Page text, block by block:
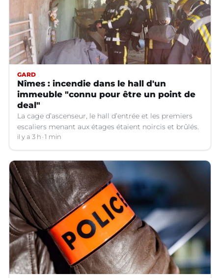
GARD
Nîmes : incendie dans le hall d'un
immeuble "connu pour être un point de
deal"
La cage d’ascenseur, le hall d’entrée et les premiers
escaliers menant aux étages étaient noircis et brûlés.
il y a 3 h 1 min